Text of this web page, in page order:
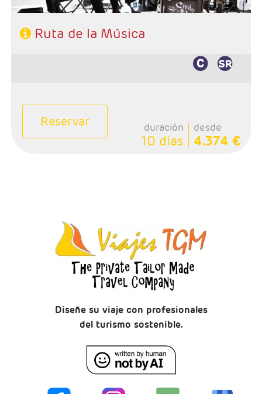
Ruta de la Música
Reservar duración
10 días
desde
4.374 €
Diseñe su viaje con profesionales
del turismo sostenible.